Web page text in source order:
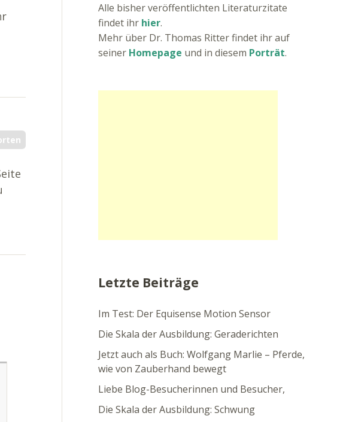
Alle bisher veröffentlichten Literaturzitate
findet ihr hier.
Mehr über Dr. Thomas Ritter findet ihr auf
seiner Homepage und in diesem Porträt.
Letzte Beiträge
Im Test: Der Equisense Motion Sensor
Die Skala der Ausbildung: Geraderichten
Jetzt auch als Buch: Wolfgang Marlie – Pferde,
wie von Zauberhand bewegt
Liebe Blog-Besucherinnen und Besucher,
Die Skala der Ausbildung: Schwung